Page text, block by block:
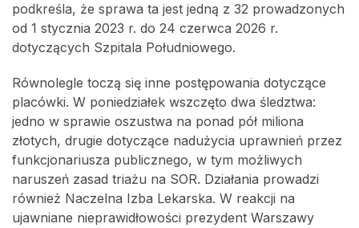
podkreśla, że sprawa ta jest jedną z 32 prowadzonych
od 1 stycznia 2023 r. do 24 czerwca 2026 r.
dotyczących Szpitala Południowego.
Równolegle toczą się inne postępowania dotyczące
placówki. W poniedziałek wszczęto dwa śledztwa:
jedno w sprawie oszustwa na ponad pół miliona
złotych, drugie dotyczące nadużycia uprawnień przez
funkcjonariusza publicznego, w tym możliwych
naruszeń zasad triażu na SOR. Działania prowadzi
również Naczelna Izba Lekarska. W reakcji na
ujawniane nieprawidłowości prezydent Warszawy